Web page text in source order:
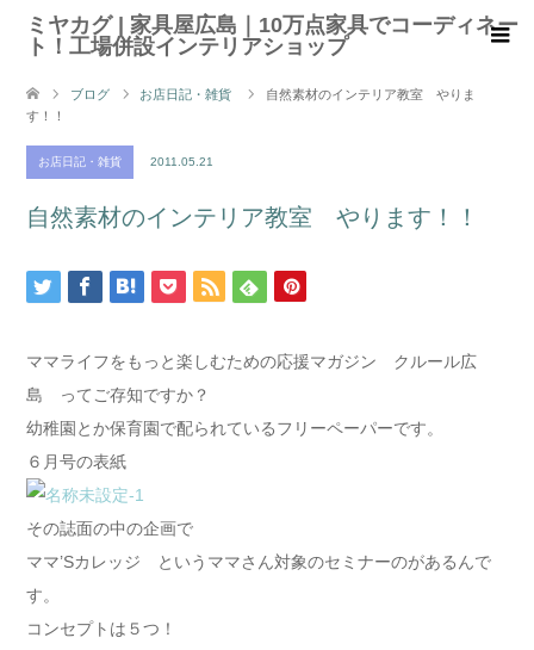
ミヤカグ | 家具屋広島｜10万点家具でコーディネー
ト！工場併設インテリアショップ
ブログ お店日記・雑貨
自然素材のインテリア教室 やりま
す！！
お店日記・雑貨 2011.05.21
自然素材のインテリア教室 やります！！
ママライフをもっと楽しむための応援マガジン クルール広
島 ってご存知ですか？
幼稚園とか保育園で配られているフリーペーパーです。
６月号の表紙
その誌面の中の企画で
ママ’Sカレッジ というママさん対象のセミナーのがあるんで
す。
コンセプトは５つ！